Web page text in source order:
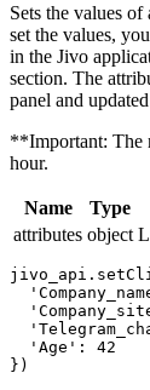
Sets the values
set the values,
in the Jivo
section. The
panel and
**Important: The
hour.
Name Type
attributes object
  'Age': 42